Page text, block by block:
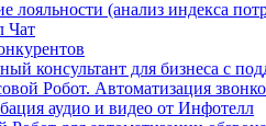
лояльности (анализ индекса
Чат
консультант для бизнеса с
Робот. Автоматизация
аудио и видео от Инфотелл